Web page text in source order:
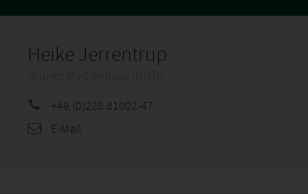
Heike Jerrentrup
+49 (0)228 81002-47
E-Mail